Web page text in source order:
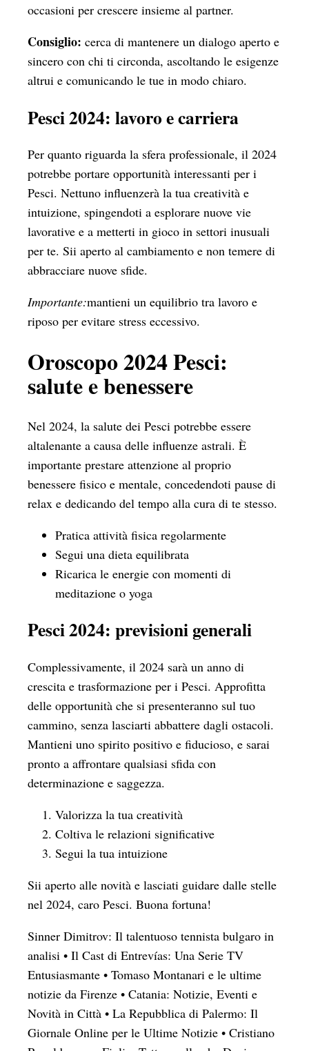
occasioni per crescere insieme al partner.
Consiglio: cerca di mantenere un dialogo aperto e
sincero con chi ti circonda, ascoltando le esigenze
altrui e comunicando le tue in modo chiaro.
Pesci 2024: lavoro e carriera
Per quanto riguarda la sfera professionale, il 2024
potrebbe portare opportunità interessanti per i
Pesci. Nettuno influenzerà la tua creatività e
intuizione, spingendoti a esplorare nuove vie
lavorative e a metterti in gioco in settori inusuali
per te. Sii aperto al cambiamento e non temere di
abbracciare nuove sfide.
Importante:mantieni un equilibrio tra lavoro e
riposo per evitare stress eccessivo.
Oroscopo 2024 Pesci:
salute e benessere
Nel 2024, la salute dei Pesci potrebbe essere
altalenante a causa delle influenze astrali. È
importante prestare attenzione al proprio
benessere fisico e mentale, concedendoti pause di
relax e dedicando del tempo alla cura di te stesso.
Pratica attività fisica regolarmente
Segui una dieta equilibrata
Ricarica le energie con momenti di
meditazione o yoga
Pesci 2024: previsioni generali
Complessivamente, il 2024 sarà un anno di
crescita e trasformazione per i Pesci. Approfitta
delle opportunità che si presenteranno sul tuo
cammino, senza lasciarti abbattere dagli ostacoli.
Mantieni uno spirito positivo e fiducioso, e sarai
pronto a affrontare qualsiasi sfida con
determinazione e saggezza.
Valorizza la tua creatività
Coltiva le relazioni significative
Segui la tua intuizione
Sii aperto alle novità e lasciati guidare dalle stelle
nel 2024, caro Pesci. Buona fortuna!
Sinner Dimitrov: Il talentuoso tennista bulgaro in
analisi • Il Cast di Entrevías: Una Serie TV
Entusiasmante • Tomaso Montanari e le ultime
notizie da Firenze • Catania: Notizie, Eventi e
Novità in Città • La Repubblica di Palermo: Il
Giornale Online per le Ultime Notizie • Cristiano